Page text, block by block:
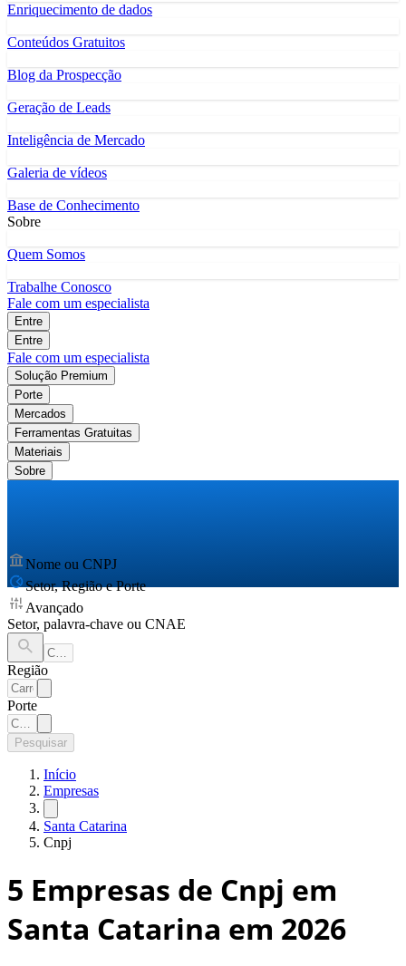
Enriquecimento de dados
Conteúdos Gratuitos
Blog da Prospecção
Geração de Leads
Inteligência de Mercado
Galeria de vídeos
Base de Conhecimento
Sobre
Quem Somos
Trabalhe Conosco
Fale com um especialista
Entre
Entre
Fale com um especialista
Solução Premium
Porte
Mercados
Ferramentas Gratuitas
Materiais
Sobre
Nome ou CNPJ
Setor, Região e Porte
Avançado
Setor, palavra-chave ou CNAE
Região
Porte
Pesquisar
Início
Empresas
Santa Catarina
Cnpj
5 Empresas de Cnpj em
Santa Catarina em 2026